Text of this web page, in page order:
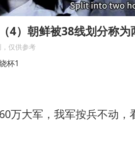
欧阳娜娜窦靖童好搭
中巨芯：上半年归母净利
4）朝鲜被38线划分称为
仅供参考
杯1
万大军，我军按兵不动，